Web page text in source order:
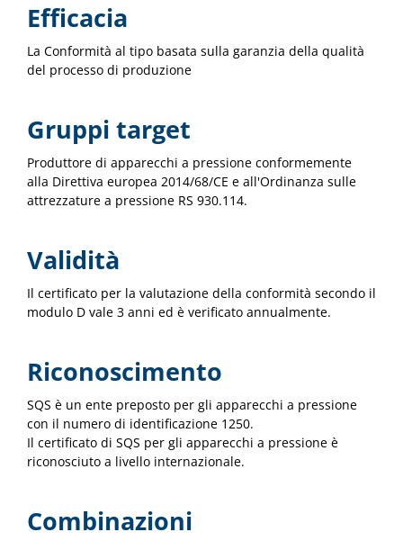
Efficacia
La Conformità al tipo basata sulla garanzia della qualità
del processo di produzione
Gruppi target
Produttore di apparecchi a pressione conformemente
alla Direttiva europea 2014/68/CE e all'Ordinanza sulle
attrezzature a pressione RS 930.114.
Validità
Il certificato per la valutazione della conformità secondo il
modulo D vale 3 anni ed è verificato annualmente.
Riconoscimento
SQS è un ente preposto per gli apparecchi a pressione
con il numero di identificazione 1250.
Il certificato di SQS per gli apparecchi a pressione è
riconosciuto a livello internazionale.
Combinazioni